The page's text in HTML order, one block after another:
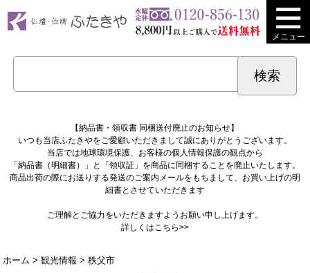
メニュー
【納品書・領収書 同梱送付廃止のお知らせ】
いつも当店ふたきやをご愛顧いただきまして誠にありがとうございます。
当店では地球環境保護、お客様の個人情報保護の観点から
「納品書（明細書）」と「領収証」を商品に同梱することを廃止いたします。
商品出荷の際にお送りする発送のご案内メールをもちまして、お買い上げの明
細書とさせていただきます
ご理解とご協力をいただきますようお願い申し上げます。
詳しくはこちら>>
ホーム >観光情報 > 秩父市